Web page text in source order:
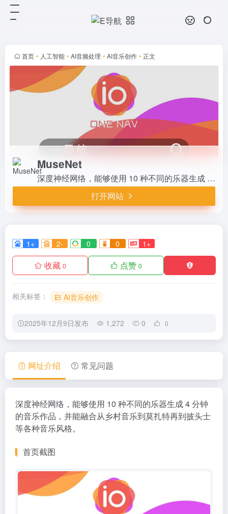
首页 • 人工智能 • AI音频处理 • AI音乐创作 • 正文
MuseNet
深度神经网络，能够使用 10 种不同的乐器生成 4 分钟的音乐作品，并能融合从乡村音乐到莫扎特再到披头士等各种音乐风格。
打开网站
1+ 2- 0 0 1+
收藏 0 点赞 0
相关标签： AI音乐创作
2025年12月9日发布 1,272 0 0
能融合从乡村音乐到莫扎特再到披头
士等各种音乐风格。
网址介绍 常见问题
深度神经网络，能够使用 10 种不同的乐器生成 4 分钟
的音乐作品，并能融合从乡村音乐到莫扎特再到披头士
等各种音乐风格。
首页截图